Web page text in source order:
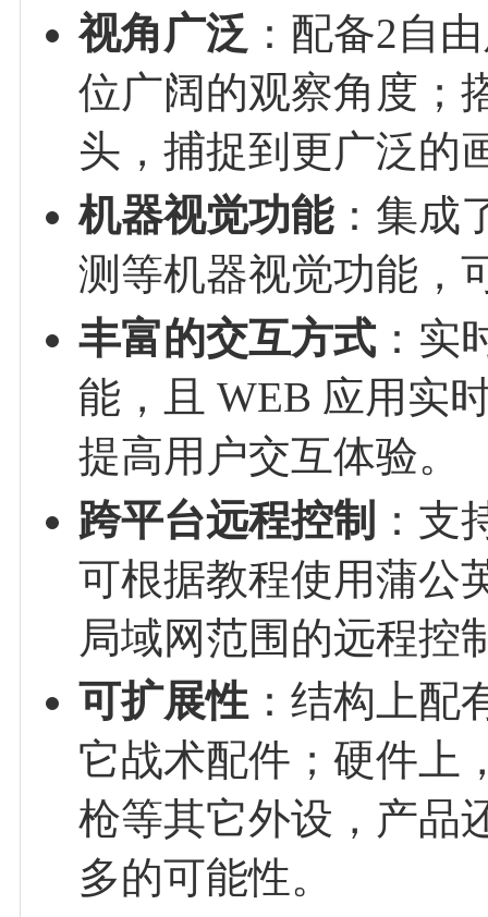
视角广泛 ：配备2自
位广阔的观察角度；
头，捕捉到更广泛的
机器视觉功能：集成
测等机器视觉功能，
丰富的交互方式：实
能，且 WEB 应用实
提高用户交互体验。
跨平台远程控制
：支
可根据教程使用蒲公
局域网范围的远程控
可扩展性 ：结构上
它战术配件；硬件上
枪等其它外设，产品
多的可能性。